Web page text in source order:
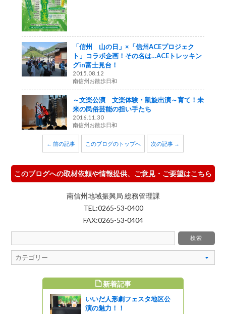
「信州 山の日」×「信州ACEプロジェク
ト」コラボ企画！その名は…ACEトレッキン
グin富士見台！
2015.08.12
南信州お散歩日和
～文楽公演 文楽体験・凱旋出演～育て！未
来の民俗芸能の担い手たち
2016.11.30
南信州お散歩日和
← 前の記事 このブログのトップへ 次の記事 →
このブログへの取材依頼や情報提供、ご意見・ご要望はこちら
南信州地域振興局 総務管理課
TEL:0265-53-0400
FAX:0265-53-0404
新着記事
いいだ人形劇フェスタ地区公
演の魅力！！